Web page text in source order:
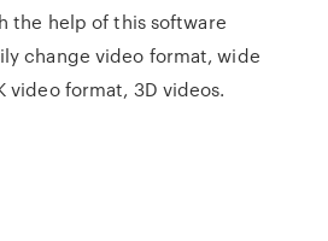
the help of this software
change video format, wide
video format, 3D videos.